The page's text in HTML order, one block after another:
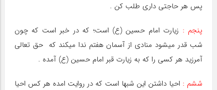
پس هر حاجتی داری طلب کن .
پنجم : زیارت امام حسین (ع) است؛ که در خبر است که چون
شب قدر میشود منادی از آسمان هفتم ندا میکند که حق تعالی
آمرزید هر کسی را که به زیارت قبر امام حسین (ع) آمده .
ششم : احیا داشتن این شبها است که در روایت امده هر کس احیا